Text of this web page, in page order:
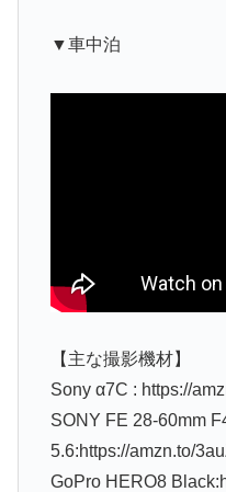
▼車中泊
【主な撮影機材】
Sony α7C : https://
SONY FE 28-60mm
5.6:https://amzn.to/
GoPro HERO8